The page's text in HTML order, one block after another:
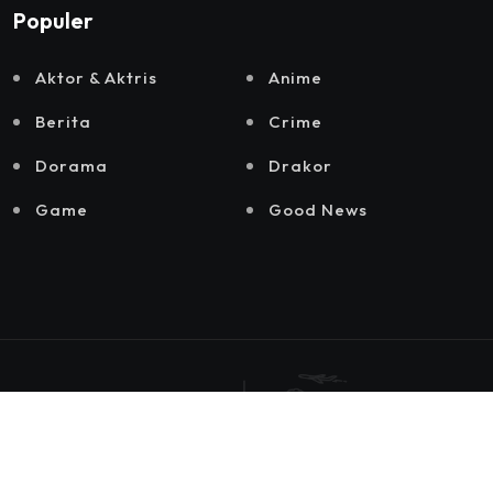
Populer
Aktor & Aktris Anime
Berita Crime
Dorama Drakor
Game Good News